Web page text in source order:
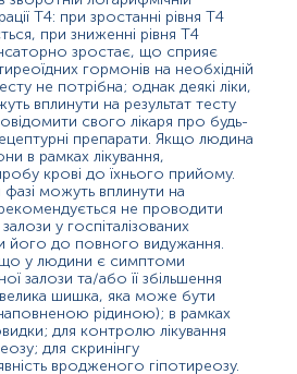
певний час протягом
Аналіз призначається:
причин раннього статевого
у жінок - встановлення
молока без грудного
аномальних виділення із
та / або безпліддя; у
причин зниження лібідо та/
для виявлення та
Естрадіол (Е2) - гормон,
при стимуляції ФСГ і ЛГ у
у чоловіків. Рівні Е2
віку жінки та її
вони є маркером функції
аналізу не потрібна; але час
корелювати з її
якщо вагітна, з гестаційним
використовуються зразки
Т4: при зростанні рівня Т4
при зниженні рівня Т4
зростає, що сприяє
гормонів на необхідній
не потрібна; однак деякі ліки,
вплинути на результат тесту
свого лікаря про будь-
препарати. Якщо людина
в рамках лікування,
крові до їхнього прийому.
можуть вплинути на
не проводити
у госпіталізованих
його до повного видужання.
у людини є симптоми
залози та/або її збільшення
шишка, яка може бути
рідиною); в рамках
для контролю лікування
для скринінгу
вродженого гіпотиреозу.